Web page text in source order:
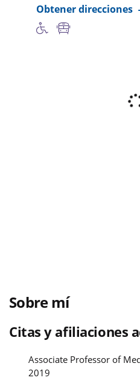
Obtener direcciones
Sobre mí
Citas y afiliaciones
Associate Professor of
2019